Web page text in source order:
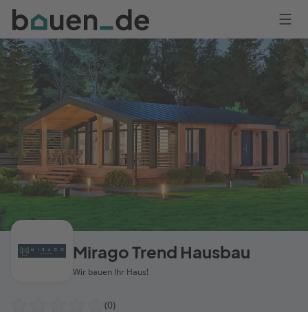
Bauen
Logo
Anmelden
Mirago Trend Hausbau
Wir bauen Ihr Haus!
(0)